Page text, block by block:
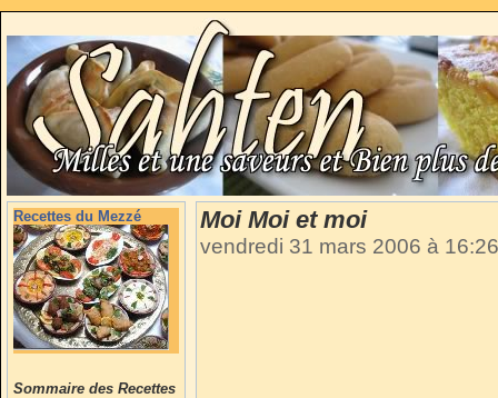
Recettes du Mezzé
Sommaire des Recettes
Moi Moi et moi
vendredi 31 mars 2006 à